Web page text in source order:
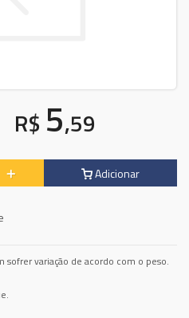
R$ 5,59
Adicionar
sofrer variação de acordo com o peso.